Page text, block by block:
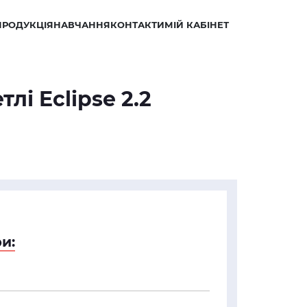
НАВЧАННЯКОНТАКТИМІЙ КАБІНЕТ
Eclipse 2.2